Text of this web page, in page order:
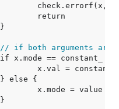
// if both arguments are